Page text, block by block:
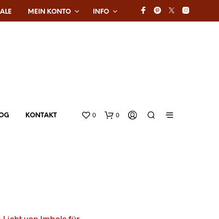
MEIN KONTO INFO
KONTAKT 0 0